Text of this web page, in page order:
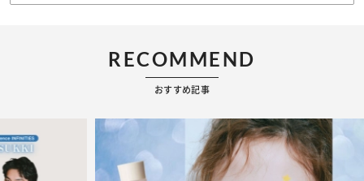
RECOMMEND
おすすめ記事